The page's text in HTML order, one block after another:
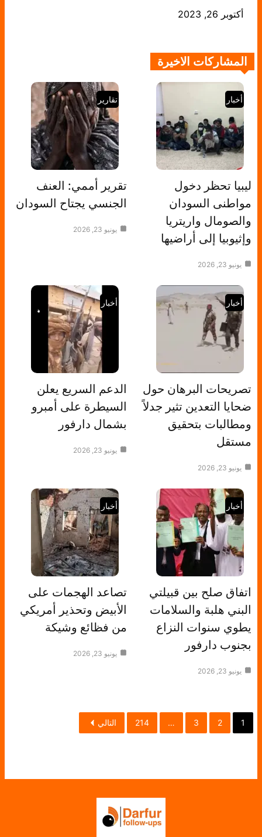
التاريخ
أكتوبر 26, 2023
المشاركات الاخيرة
أخبار
ليبيا تحظر دخول
مواطنى السودان
والصومال واريتريا
وإثيوبيا إلى أراضيها
يونيو 23, 2026
تقارير
تقرير أممي: العنف
الجنسي يجتاح السودان
يونيو 23, 2026
أخبار
تصريحات البرهان حول
ضحايا التعدين تثير جدلاً
ومطالبات بتحقيق
مستقل
يونيو 23, 2026
أخبار
الدعم السريع يعلن
السيطرة على أمبرو
بشمال دارفور
يونيو 23, 2026
أخبار
اتفاق صلح بين قبيلتي
البني هلبة والسلامات
يطوي سنوات النزاع
بجنوب دارفور
يونيو 23, 2026
أخبار
تصاعد الهجمات على
الأبيض وتحذير أمريكي
من فظائع وشيكة
يونيو 23, 2026
1
2
3
…
214 التالي